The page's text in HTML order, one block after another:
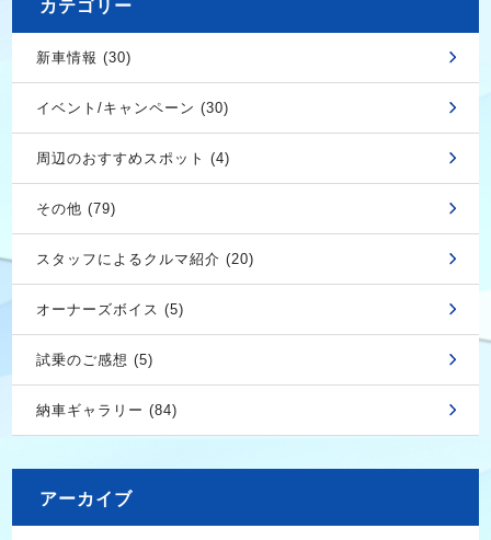
カテゴリー
新車情報 (30)
イベント/キャンペーン (30)
周辺のおすすめスポット (4)
その他 (79)
スタッフによるクルマ紹介 (20)
オーナーズボイス (5)
試乗のご感想 (5)
納車ギャラリー (84)
アーカイブ